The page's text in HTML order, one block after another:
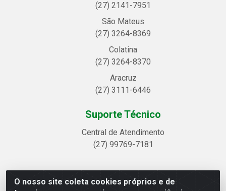
O nosso site coleta cookies próprios e de
(27) 2141-7951
São Mateus
(27) 3264-8369
Colatina
(27) 3264-8370
Aracruz
(27) 3111-6446
Suporte Técnico
Central de Atendimento
(27) 99769-7181
Linhavix Distribuidora LTDA - Avenida Alegre, 2521 -